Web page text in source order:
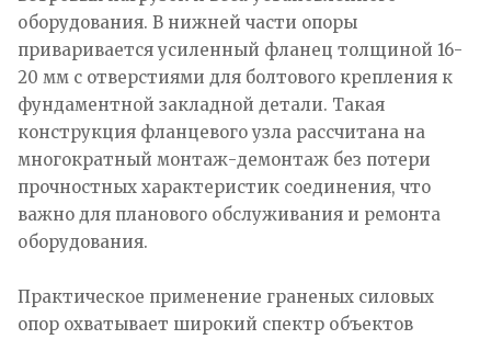
оборудования. В нижней части опоры
приваривается усиленный фланец толщиной 16-
20 мм с отверстиями для болтового крепления к
фундаментной закладной детали. Такая
конструкция фланцевого узла рассчитана на
многократный монтаж-демонтаж без потери
прочностных характеристик соединения, что
важно для планового обслуживания и ремонта
оборудования.​
Практическое применение граненых силовых
опор охватывает широкий спектр объектов